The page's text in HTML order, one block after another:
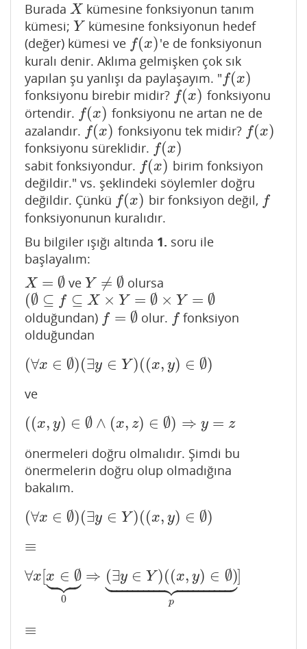
Burada X
X
kümesine fonksiyonun tanım
kümesi; Y
Y kümesine fonksiyonun hedef
(değer) kümesi ve f(x)
f(x)
'e de fonksiyonun
kuralı denir. Aklıma gelmişken çok sık
yapılan şu yanlışı da paylaşayım. " f(x)
f(x)
fonksiyonu birebir midir? f(x)
f(x)
fonksiyonu
örtendir. f(x)
f(x)
fonksiyonu ne artan ne de
azalandır. f(x)
f(x) fonksiyonu tek midir? f(x)
f(x)
fonksiyonu süreklidir. f(x)
f(x)
sabit fonksiyondur. f(x)
f(x)
birim fonksiyon
değildir." vs. şeklindeki söylemler doğru
değildir. Çünkü f(x)
f(x) bir fonksiyon değil, f
f
fonksiyonunun kuralıdır.
Bu bilgiler ışığı altında 1. soru ile
başlayalım:
X = ∅
X= ∅ ve Y ≠ ∅
Y≠ ∅ olursa
(∅ ⊆ f ⊆ X × Y = ∅ × Y = ∅
(∅ ⊆f ⊆X ×Y =∅ ×Y =∅
olduğundan) f = ∅
f= ∅ olur. f
f fonksiyon
olduğundan
(∀x ∈ ∅)(∃y ∈ Y)((x, y) ∈ ∅)
(∀ x∈∅)(∃ y∈Y)((x,y)∈∅
ve
((x, y) ∈ ∅ ∧ (x, z) ∈ ∅) ⇒ y = z
( x, y)∈∅∧(x ,z)∈∅)⇒ y=z
önermeleri doğru olmalıdır. Şimdi bu
önermelerin doğru olup olmadığına
bakalım.
(∀x ∈ ∅)(∃y ∈ Y)((x, y) ∈ ∅)
(∀ x∈∅)(∃ y∈Y)((x,y)∈∅
≡
≡
∀x x ∈ ∅
 

 
0
⇒ (∃y ∈ Y )((x, y) ∈ ∅)
 

 
p
∀x [x∈∅⏟0 ⇒(∃y ∈ Y)((x, y)∈ ∅)⏟p
≡
≡